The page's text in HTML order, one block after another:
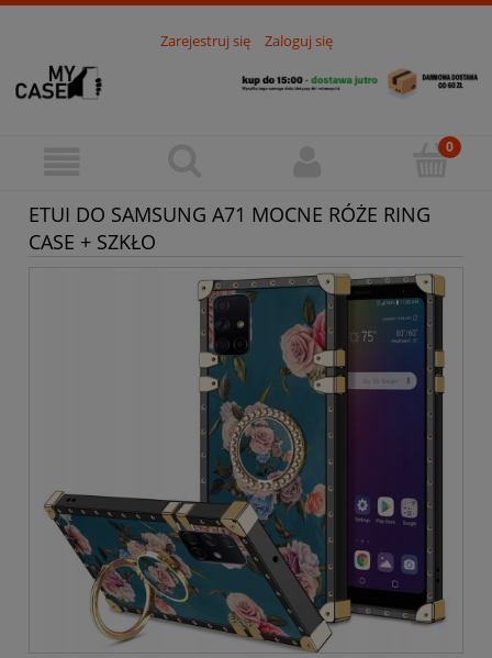
Zarejestruj się Zaloguj się
ETUI DO SAMSUNG A71 MOCNE RÓŻE RING
CASE + SZKŁO